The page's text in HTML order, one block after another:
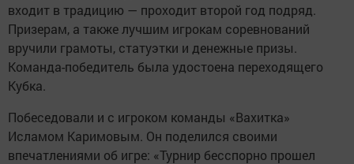
входит в традицию — проходит второй год подряд.
Призерам, а также лучшим игрокам соревнований
вручили грамоты, статуэтки и денежные призы.
Команда-победитель была удостоена переходящего
Кубка.
Побеседовали и с игроком команды «Вахитка»
Исламом Каримовым. Он поделился своими
впечатлениями об игре: «Турнир бесспорно прошел